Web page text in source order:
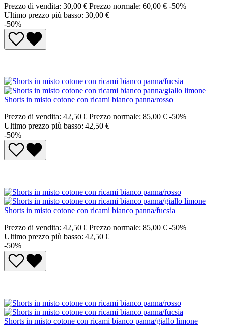
Prezzo di vendita: 30,00 € Prezzo normale: 60,00 € -50%
Ultimo prezzo più basso: 30,00 €
-50%
Shorts in misto cotone con ricami bianco panna/rosso
Prezzo di vendita: 42,50 € Prezzo normale: 85,00 € -50%
Ultimo prezzo più basso: 42,50 €
-50%
Shorts in misto cotone con ricami bianco panna/fucsia
Prezzo di vendita: 42,50 € Prezzo normale: 85,00 € -50%
Ultimo prezzo più basso: 42,50 €
-50%
Shorts in misto cotone con ricami bianco panna/giallo limone